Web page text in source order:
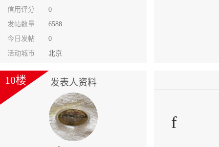
信用评分
0
发帖数量
6588
今日发帖
0
活动城市
北京
发表人资料
10楼
f